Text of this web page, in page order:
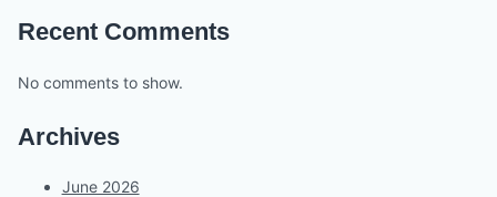
Recent Comments
No comments to show.
Archives
June 2026